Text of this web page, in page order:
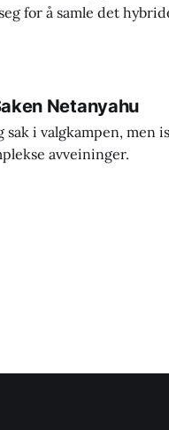
for å samle det
Netanyahu
i valgkampen, men
avveininger.